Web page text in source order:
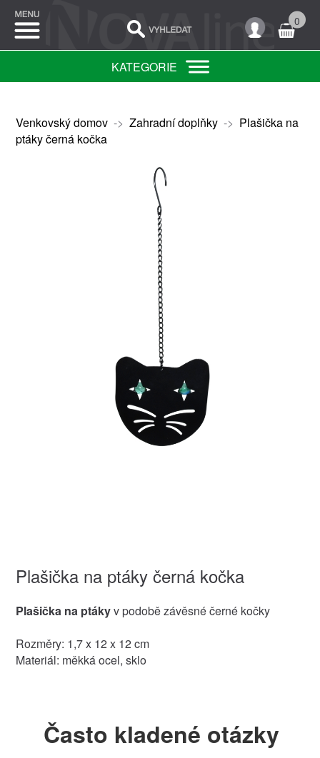
0
KATEGORIE
Venkovský domov-> Zahradní doplňky-> Plašička na
ptáky černá kočka
Plašička na ptáky černá kočka
Plašička na ptákyv podobě závěsné černé kočky
Rozměry: 1,7 x 12 x 12 cm
Materiál: měkká ocel, sklo
Často kladené otázky